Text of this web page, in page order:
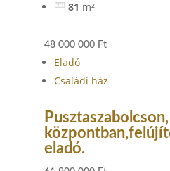
81 m²
48 000 000 Ft
Eladó
Családi ház
Pusztaszabolcson,
eladó.